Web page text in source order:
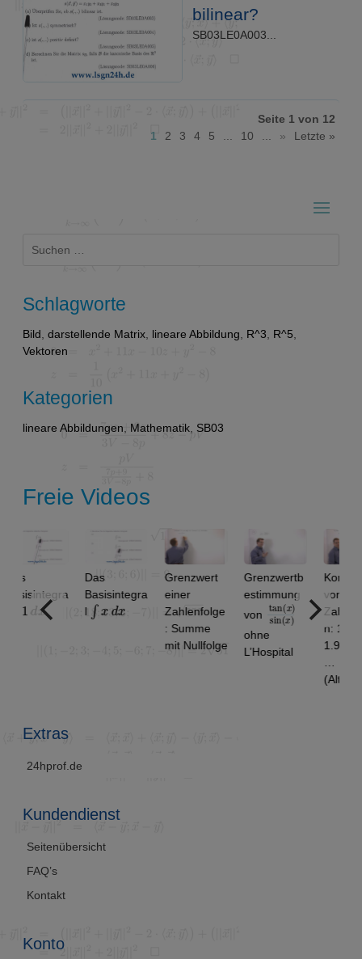
bilinear?
SB03LE0A003...
Seite 1 von 12
1
2 3 4 5 10 » Letzte »
nach:
Schlagworte
Bild darstellende Matrix lineare Abbildung R^3 R^5
Vektoren
Kategorien
lineare Abbildungen Mathematik SB03
Freie Videos
Basisintegra
∫ x
Grenzwert
einer
Zahlenfolge
: Summe
mit Nullfolge
Grenzwertb
estimmung
von
x
ohne
L’Hospital
Konvergenz
von
Zahlenfolge
n: 1.9 ,
1.99, 1.999,
(Alternativlö
Extras
24hprof.de
Kundendienst
Seitenübersicht
FAQ’s
Kontakt
Konto